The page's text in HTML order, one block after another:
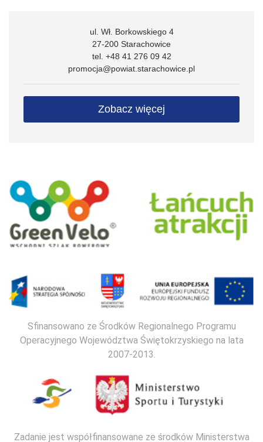
ul. Wł. Borkowskiego 4
27-200 Starachowice
tel. +48 41 276 09 42
promocja@powiat.starachowice.pl
Zobacz więcej
Sfinansowano ze Środków Regionalnego Programu
Operacyjnego Województwa Świętokrzyskiego na lata
2007-2013.
Zadanie jest współfinansowane ze środków Ministerstwa